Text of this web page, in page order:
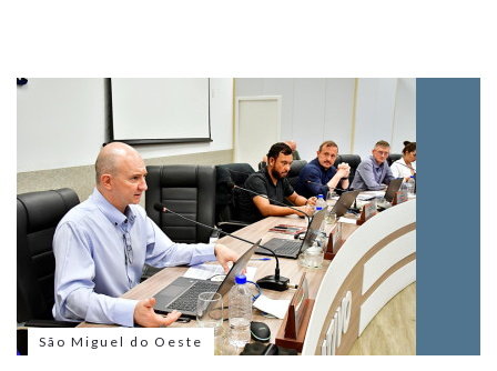
São Miguel do Oeste